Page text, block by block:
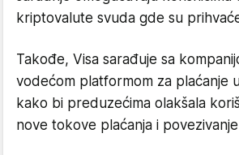
kriptovalute svuda gde su
Takođe, Visa sarađuje sa
vodećom platformom za plaćanje
kako bi preduzećima olakšala
nove tokove plaćanja i